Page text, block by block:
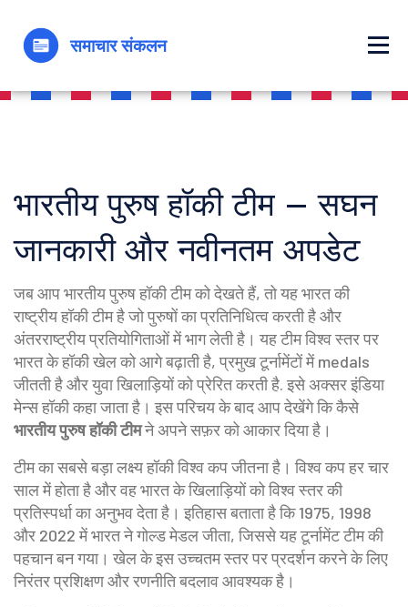
भारतीय पुरुष हॉकी टीम – सघन
जानकारी और नवीनतम अपडेट
जब आपभारतीय पुरुष हॉकी टीमको देखते हैं, तो यह भारत की
राष्ट्रीय हॉकी टीम है जो पुरुषों का प्रतिनिधित्व करती है और
अंतरराष्ट्रीय प्रतियोगिताओं में भाग लेती है।यह टीम विश्व स्तर पर
भारत के हॉकी खेल को आगे बढ़ाती है, प्रमुख टूर्नामेंटों में medals
जीतती है और युवा खिलाड़ियों को प्रेरित करती है. इसे अक्सरइंडिया
मेन्स हॉकीकहा जाता है। इस परिचय के बाद आप देखेंगे कि कैसे
भारतीय पुरुष हॉकी टीमने अपने सफ़र को आकार दिया है।
टीम का सबसे बड़ा लक्ष्यहॉकी विश्व कपजीतना है। विश्व कप हर चार
साल में होता है और वह भारत के खिलाड़ियों को विश्व स्तर की
प्रतिस्पर्धा का अनुभव देता है। इतिहास बताता है कि 1975, 1998
और 2022 में भारत ने गोल्ड मेडल जीता, जिससे यह टूर्नामेंट टीम की
पहचान बन गया। खेल के इस उच्चतम स्तर पर प्रदर्शन करने के लिए
निरंतर प्रशिक्षण और रणनीति बदलाव आवश्यक है।